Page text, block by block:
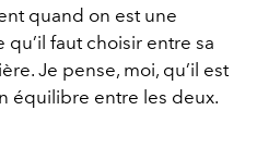
quand on est une
faut choisir entre sa
Je pense, moi, qu’il est
équilibre entre les deux.